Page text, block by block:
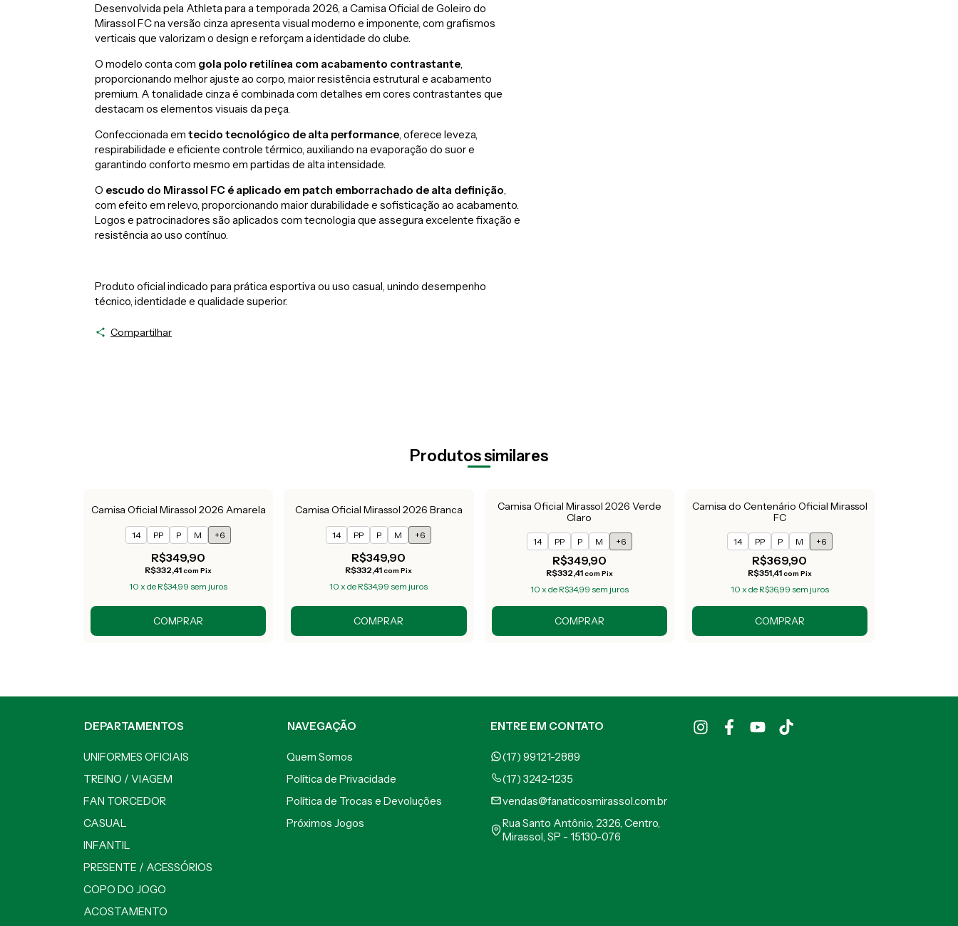
Desenvolvida pela Athleta para a temporada 2026, a Camisa Oficial de Goleiro do
Mirassol FC na versão cinza apresenta visual moderno e imponente, com grafismos
verticais que valorizam o design e reforçam a identidade do clube.
O modelo conta com gola polo retilínea com acabamento contrastante
proporcionando melhor ajuste ao corpo, maior resistência estrutural e acabamento
premium. A tonalidade cinza é combinada com detalhes em cores contrastantes que
destacam os elementos visuais da peça.
Confeccionada em tecido tecnológico de alta performance , oferece leveza,
respirabilidade e eficiente controle térmico, auxiliando na evaporação do suor e
garantindo conforto mesmo em partidas de alta intensidade.
O escudo do Mirassol FC é aplicado em patch emborrachado de alta definição
com efeito em relevo, proporcionando maior durabilidade e sofisticação ao acabamento.
Logos e patrocinadores são aplicados com tecnologia que assegura excelente fixação e
resistência ao uso contínuo.
Produto oficial indicado para prática esportiva ou uso casual, unindo desempenho
técnico, identidade e qualidade superior.
Compartilhar
Produtos similares
Camisa Oficial Mirassol 2026 Amarela
14 PP P M +6
R$349,90
R$332,41com Pix
10 xde R$34,99 sem juros
COMPRAR
Camisa Oficial Mirassol 2026 Branca
14 PP P M +6
R$349,90
R$332,41com Pix
10 xde R$34,99 sem juros
COMPRAR
Camisa Oficial Mirassol 2026 Verde
Claro
14 PP P M +6
R$349,90
R$332,41com Pix
10 x de R$34,99 sem juros
COMPRAR
Camisa do Centenário Oficial Mirassol
FC
14 PP P M +6
R$369,90
R$351,41com Pix
10 x de R$36,99 sem juros
COMPRAR
DEPARTAMENTOS
UNIFORMES OFICIAIS
TREINO / VIAGEM
FAN TORCEDOR
CASUAL
INFANTIL
PRESENTE / ACESSÓRIOS
COPO DO JOGO
ACOSTAMENTO
NAVEGAÇÃO
Quem Somos
Política de Privacidade
Política de Trocas e Devoluções
Próximos Jogos
ENTRE EM CONTATO
(17) 99121-2889
(17) 3242-1235
vendas@fanaticosmirassol.com.br
Rua Santo Antônio, 2326, Centro,
Mirassol, SP - 15130-076